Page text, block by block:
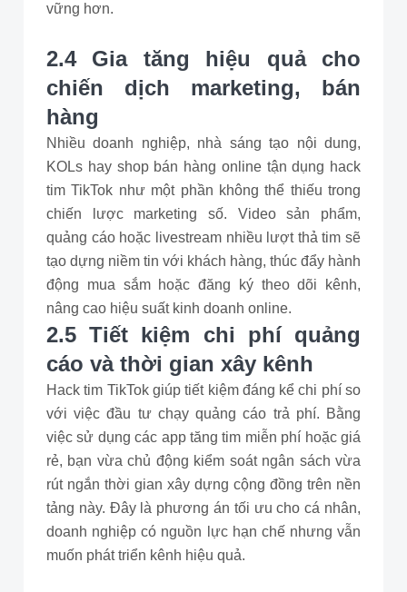
vững hơn.
2.4 Gia tăng hiệu quả cho
chiến dịch marketing, bán
hàng
Nhiều doanh nghiệp, nhà sáng tạo nội dung,
KOLs hay shop bán hàng online tận dụng hack
tim TikTok như một phần không thể thiếu trong
chiến lược marketing số. Video sản phẩm,
quảng cáo hoặc livestream nhiều lượt thả tim sẽ
tạo dựng niềm tin với khách hàng, thúc đẩy hành
động mua sắm hoặc đăng ký theo dõi kênh,
nâng cao hiệu suất kinh doanh online.
2.5 Tiết kiệm chi phí quảng
cáo và thời gian xây kênh
Hack tim TikTok giúp tiết kiệm đáng kể chi phí so
với việc đầu tư chạy quảng cáo trả phí. Bằng
việc sử dụng các app tăng tim miễn phí hoặc giá
rẻ, bạn vừa chủ động kiểm soát ngân sách vừa
rút ngắn thời gian xây dựng cộng đồng trên nền
tảng này. Đây là phương án tối ưu cho cá nhân,
doanh nghiệp có nguồn lực hạn chế nhưng vẫn
muốn phát triển kênh hiệu quả.